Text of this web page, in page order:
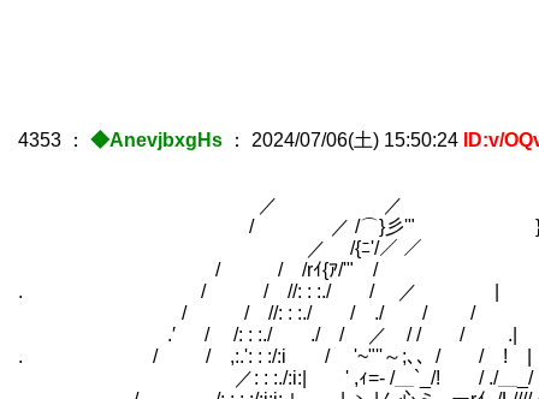
4353 ： ◆AnevjbxgHs ： 2024/07/06(土) 15:50:24 ID:v/
／ ／ }iｰ
/ ／ /⌒}彡'" }!=
／ /{ﾆ'/／ ／ ＼
/ / /rｲ{ｱ/'" / }i､
. / / //: : :./ / ／ |
/ / //: : :./ / ./ / /
.′ / /: : :./ ./ / ／ / / / .|
. / / ,:.': : :/:i / '~"''～;､、/ / ! |
／: : :./:i:| ' ,ｨ=- /＿`_/! / ./＿